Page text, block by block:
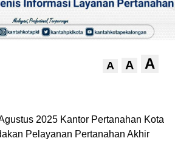
A A A
2025 Kantor Pertanahan Kota
Pelayanan Pertanahan Akhir